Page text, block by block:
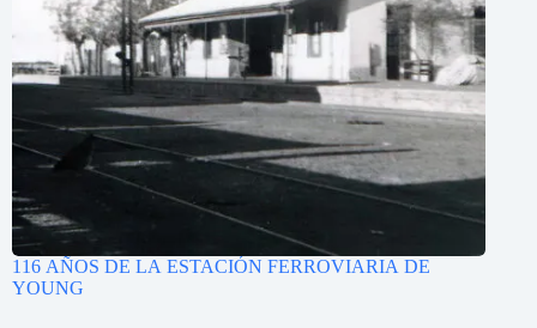
116 AÑOS DE LA ESTACIÓN FERROVIARIA DE
YOUNG